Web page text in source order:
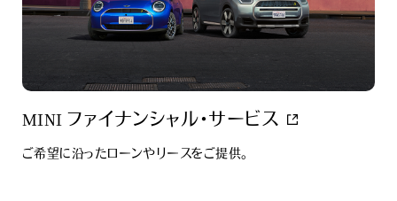
MINI ファイナンシャル・サービス
ご希望に沿ったローンやリースをご提供。